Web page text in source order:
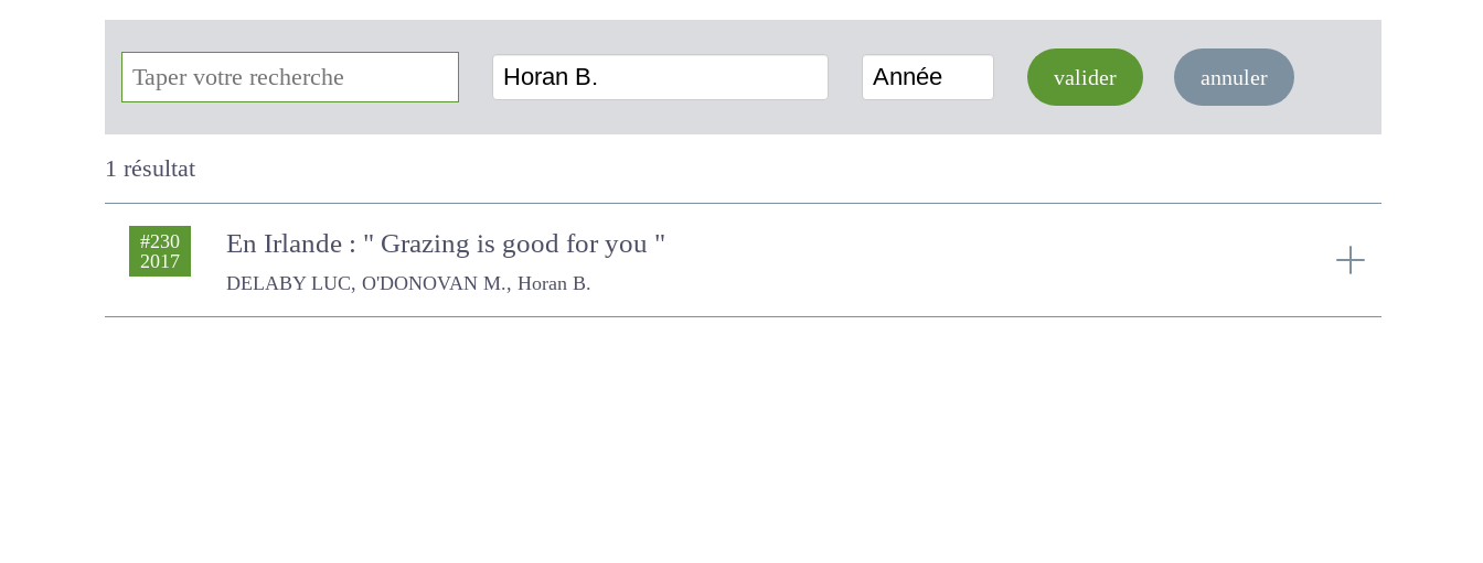
Horan B. Année valider annuler
1 résultat
#230
2017 En Irlande : " Grazing is good for you "
DELABY LUC, O'DONOVAN M., Horan B.